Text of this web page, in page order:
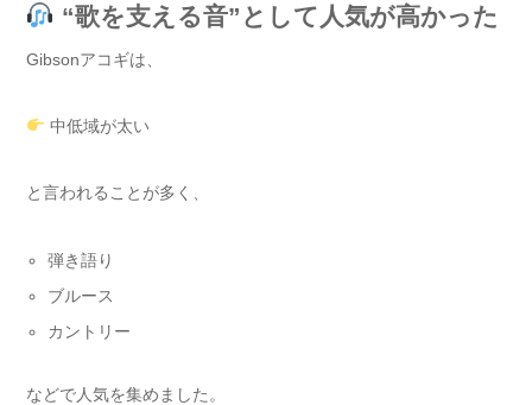
“歌を支える音”として人気が高かった
Gibsonアコギは、
中低域が太い
と言われることが多く、
弾き語り
ブルース
カントリー
などで人気を集めました。